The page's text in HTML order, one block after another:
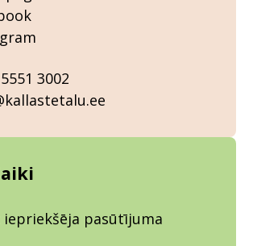
3002
iepriekšēja pasūtījuma